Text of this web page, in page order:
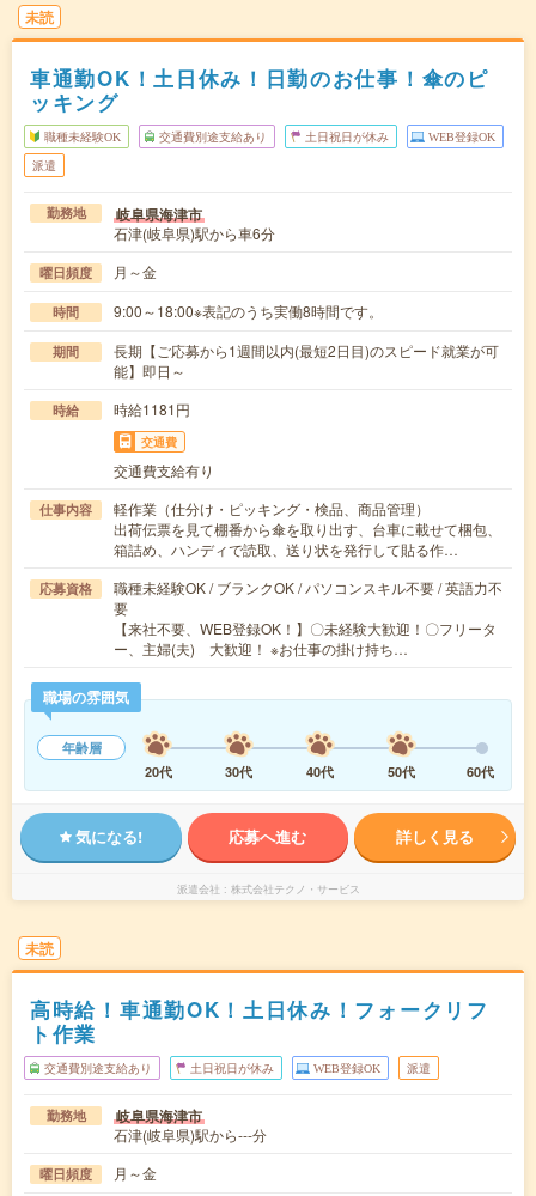
未読
車通勤OK！土日休み！日勤のお仕事！傘のピ
ッキング
職種未経験OK 交通費別途支給あり 土日祝日が休み WEB登録OK
派遣
勤務地 岐阜県海津市
石津(岐阜県)駅から車6分
曜日頻度 月～金
時間 9:00～18:00※表記のうち実働8時間です。
期間
長期【ご応募から1週間以内(最短2日目)のスピード就業が可
能】即日～
時給 時給1181円
交通費
交通費支給有り
仕事内容
軽作業（仕分け・ピッキング・検品、商品管理）
出荷伝票を見て棚番から傘を取り出す、台車に載せて梱包、
箱詰め、ハンディで読取、送り状を発行して貼る作…
応募資格
職種未経験OK / ブランクOK / パソコンスキル不要 / 英語力不
要
【来社不要、WEB登録OK！】〇未経験大歓迎！〇フリータ
ー、主婦(夫) 大歓迎！ ※お仕事の掛け持ち…
職場の雰囲気
年齢層
20代
30代 40代 50代 60代
気になる! 応募へ進む 詳しく見る
派遣会社 株式会社テクノ・サービス
未読
高時給！車通勤OK！土日休み！フォークリフ
ト作業
交通費別途支給あり 土日祝日が休み WEB登録OK 派遣
勤務地 岐阜県海津市
石津(岐阜県)駅から---分
曜日頻度 月～金